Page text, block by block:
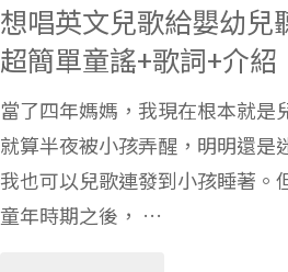
幽
默
童
謠
想唱英文兒歌給嬰幼兒
超簡單童謠+歌詞+介紹
當了四年媽媽，我現在根本就是
就算半夜被小孩弄醒，明明還是
我也可以兒歌連發到小孩睡著。
童年時期之後， …